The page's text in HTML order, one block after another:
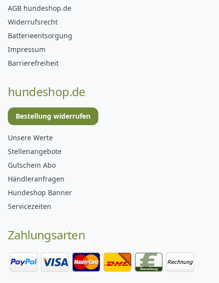
AGB hundeshop.de
Widerrufsrecht
Batterieentsorgung
Impressum
Barrierefreiheit
hundeshop.de
Bestellung widerrufen
Unsere Werte
Stellenangebote
Gutschein Abo
Händleranfragen
Hundeshop Banner
Servicezeiten
Zahlungsarten